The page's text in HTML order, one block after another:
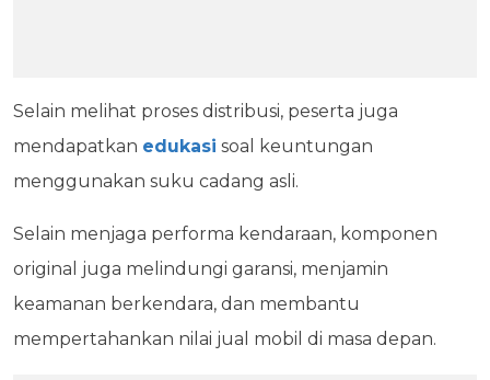
Selain melihat proses distribusi, peserta juga
mendapatkan edukasi soal keuntungan
menggunakan suku cadang asli.
Selain menjaga performa kendaraan, komponen
original juga melindungi garansi, menjamin
keamanan berkendara, dan membantu
mempertahankan nilai jual mobil di masa depan.